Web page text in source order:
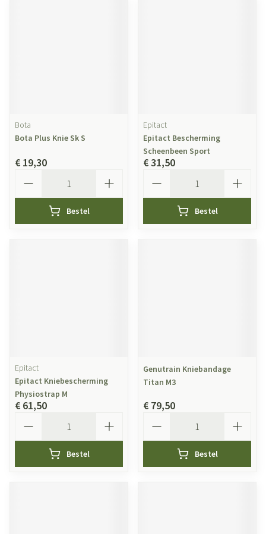
Bota
Bota Plus Knie Sk S
€ 19,30
Bestel
Epitact
Epitact Bescherming
Scheenbeen Sport
€ 31,50
Bestel
Epitact
Epitact Kniebescherming
Physiostrap M
€ 61,50
Bestel
Genutrain Kniebandage
Titan M3
€ 79,50
Bestel